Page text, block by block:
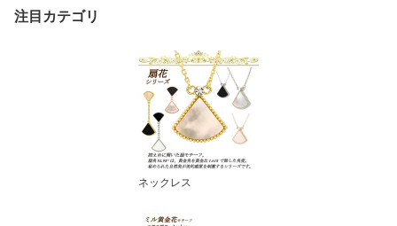
注目カテゴリ
ネックレス